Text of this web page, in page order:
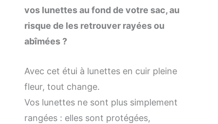
vos lunettes au fond de votre sac, au
risque de les retrouver rayées ou
abîmées ?
Avec cet étui à lunettes en cuir pleine
fleur, tout change.
Vos lunettes ne sont plus simplement
rangées : elles sont protégées,